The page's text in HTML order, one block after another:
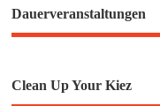
Dauerveranstaltungen
Clean Up Your Kiez